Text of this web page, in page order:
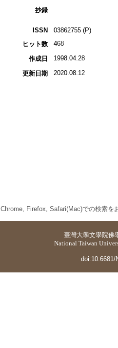
抄録
ISSN
03862755 (P)
ヒット数
468
作成日 1998.04.28
更新日期 2020.08.12
Chrome, Firefox, Safari(Mac)での検索を
臺灣大學文學院佛
National Taiwan
doi:10.6681/